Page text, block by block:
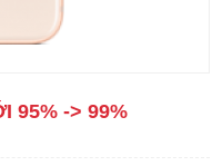
95% -> 99%